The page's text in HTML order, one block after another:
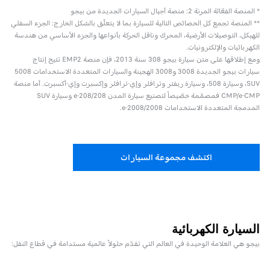
* المنصة الفعّالة المرنة 2: منصة أجيال السيارات الجديدة من بيجو
** المنصة تجمع كل الخصائص التالية للسيارة بما لا يتعلّق بالشكل الخارج: الجزء السفلي
للهيكل، التوصيلات الأرضية، المحرك وناقل الحركة بأنواعها والجزء الأساسي من هندسة
الكهربائيات والإلكترونيات.
ومع إطلاقها على متن سيارة بيجو 308 سنة 2013، فإن منصة EMP2 تتيح إنتاج
سيارات بيجو الجديدة 3008 و3008 الهجينة والسيارات المتعددة الاستخدامات 5008
SUV، وسيارة 508، وسيارة ريفتر وترافلر وإي-ترافلر وإكسبرت وإي-أكسبرت. أما منصة
CMP/e-CMP فمصمّمة خصّيصاً لتصنيع سيارة المدن 208/e-208 وسيارة SUV
المدمجة المتعددة الاستخدامات 2008/e-2008.
اكتشف مجموعة السيارات
السيارة الكهربائية
بيجو هي العلامة الوحيدة في العالم التي تقدّم حلولاً عالمية مستدامة في قطاع النقل: